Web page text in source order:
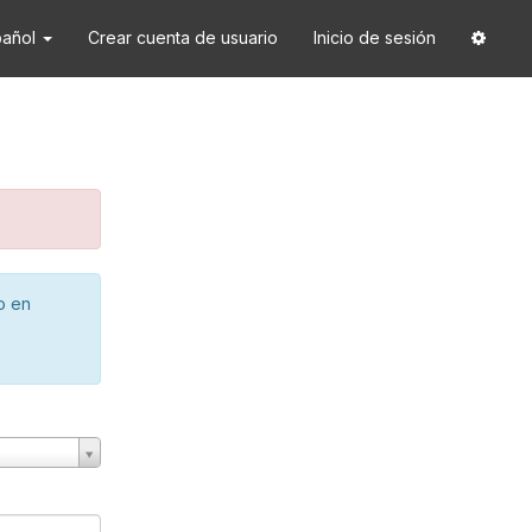
Crear cuenta de usuario Inicio de sesión
en